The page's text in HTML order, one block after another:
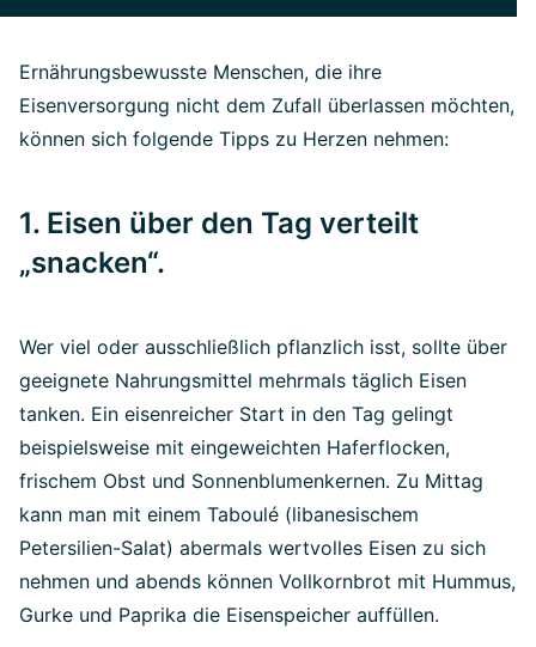
Ernährungsbewusste Menschen, die ihre
Eisenversorgung nicht dem Zufall überlassen möchten,
können sich folgende Tipps zu Herzen nehmen:
1. Eisen über den Tag verteilt
„snacken“.
Wer viel oder ausschließlich pflanzlich isst, sollte über
geeignete Nahrungsmittel mehrmals täglich Eisen
tanken. Ein eisenreicher Start in den Tag gelingt
beispielsweise mit eingeweichten Haferflocken,
frischem Obst und Sonnenblumenkernen. Zu Mittag
kann man mit einem Taboulé (libanesischem
Petersilien-Salat) abermals wertvolles Eisen zu sich
nehmen und abends können Vollkornbrot mit Hummus,
Gurke und Paprika die Eisenspeicher auffüllen.